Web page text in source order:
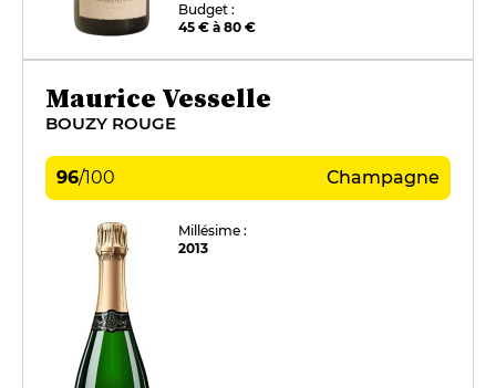
Budget :
45 € à 80 €
Maurice Vesselle
BOUZY ROUGE
96/100 Champagne
Millésime :
2013